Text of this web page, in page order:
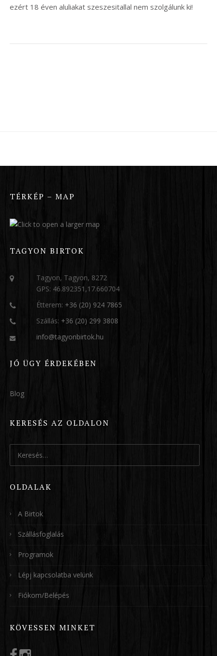
ezért 18 éven aluliakat szeszesitallal nem szolgálunk ki!
TÉRKÉP – MAP
TAGYON BIRTOK
Tagyon, Tagyon, 8272
GPS: 46.892351,17.660704
Étterem: +36 (20) 924 7865
Szállás: +36 (20) 299 3808
info@tagyonbirtok.hu
JÓ ÜGY ÉRDEKÉBEN
Blog
KERESÉS AZ OLDALON
OLDALAK
A Birtok
Szállásfoglalás
Programok
Lépj kapcsolatba velünk
Fiókom/Belépés
KÖVESSEN MINKET